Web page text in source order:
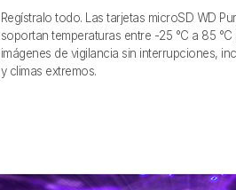
Regístralo todo. Las tarjetas microSD WD
soportan temperaturas entre -25 °C a 85
imágenes de vigilancia sin interrupciones,
y climas extremos.